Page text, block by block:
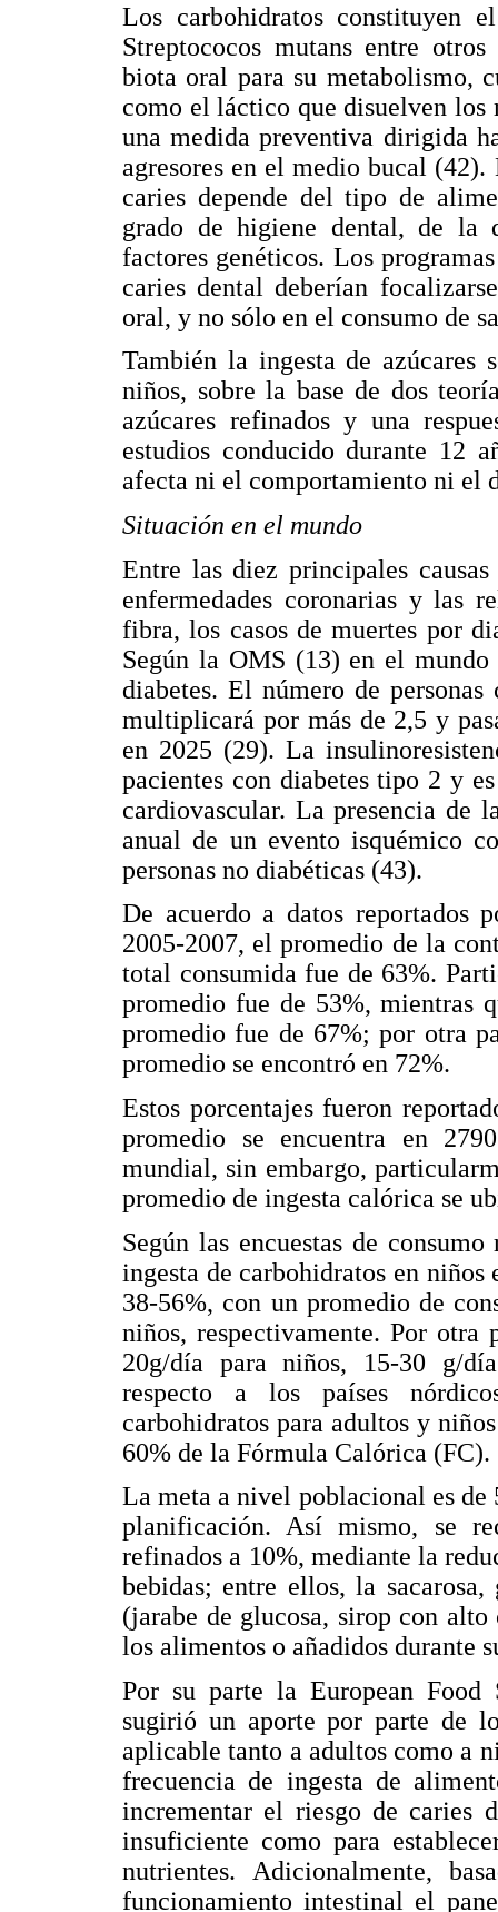
Los carbohidratos constituyen
Streptococos mutans entre
biota oral para su metabolismo,
como el láctico que disuelven
una medida preventiva dirigida
agresores en el medio bucal
caries depende del tipo de
grado de higiene dental, de la
factores genéticos. Los
caries dental deberían
oral, y no sólo en el consumo de
También la ingesta de azúcares
niños, sobre la base de dos
azúcares refinados y una
estudios conducido durante 12
afecta ni el comportamiento ni el
Situación en el mundo
Entre las diez principales
enfermedades coronarias y las
fibra, los casos de muertes por
Según la OMS (13) en el
diabetes. El número de
multiplicará por más de 2,5 y
en 2025 (29). La
pacientes con diabetes tipo 2 y
cardiovascular. La presencia de
anual de un evento isquémico
personas no diabéticas (43).
De acuerdo a datos reportados
2005-2007, el promedio de la
total consumida fue de 63%.
promedio fue de 53%, mientras
promedio fue de 67%; por otra
promedio se encontró en 72%.
Estos porcentajes fueron
promedio se encuentra en
mundial, sin embargo,
promedio de ingesta calórica se
Según las encuestas de
ingesta de carbohidratos en niños
38-56%, con un promedio de
niños, respectivamente. Por
20g/día para niños, 15-30 g/
respecto a los países
carbohidratos para adultos y
60% de la Fórmula Calórica (FC).
La meta a nivel poblacional es
planificación. Así mismo, se
refinados a 10%, mediante la
bebidas; entre ellos, la
(jarabe de glucosa, sirop con
los alimentos o añadidos durante
Por su parte la European
sugirió un aporte por parte de
aplicable tanto a adultos como a
frecuencia de ingesta de
incrementar el riesgo de caries
insuficiente como para
nutrientes. Adicionalmente,
funcionamiento intestinal el